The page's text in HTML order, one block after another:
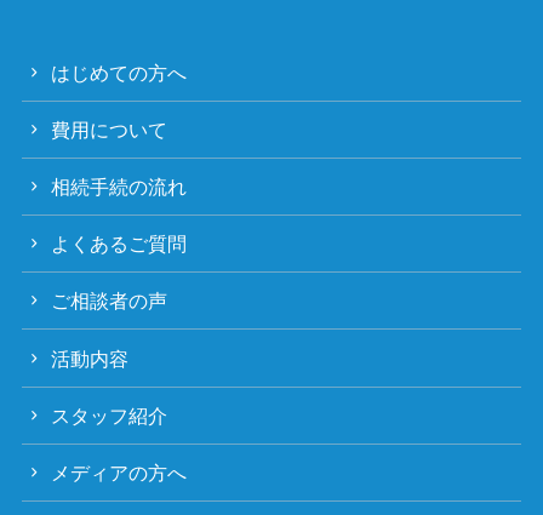
はじめての方へ
費用について
相続手続の流れ
よくあるご質問
ご相談者の声
活動内容
スタッフ紹介
メディアの方へ